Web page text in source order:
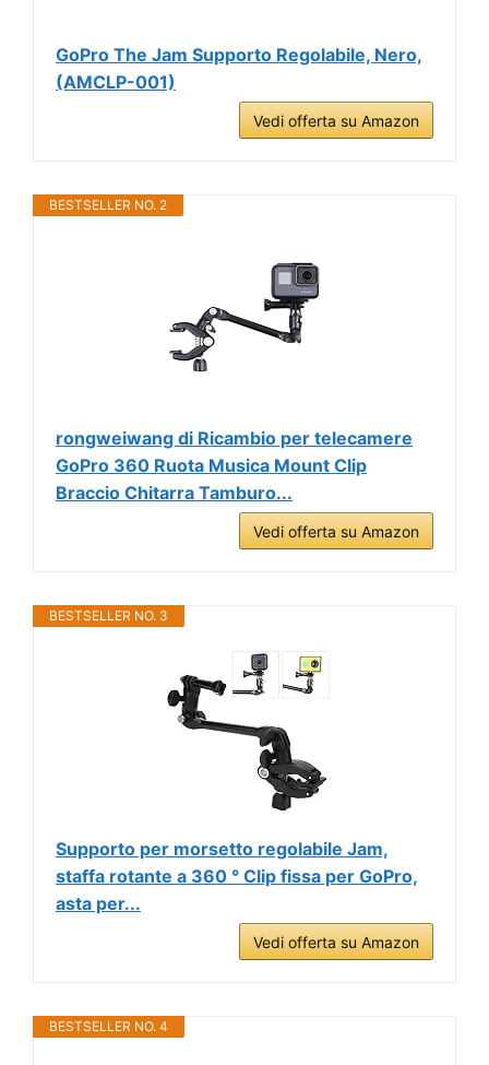
GoPro The Jam Supporto Regolabile, Nero,
(AMCLP-001)
Vedi offerta su Amazon
BESTSELLER NO. 2
rongweiwang di Ricambio per telecamere
GoPro 360 Ruota Musica Mount Clip
Braccio Chitarra Tamburo...
Vedi offerta su Amazon
BESTSELLER NO. 3
Supporto per morsetto regolabile Jam,
staffa rotante a 360 ° Clip fissa per GoPro,
asta per...
Vedi offerta su Amazon
BESTSELLER NO. 4